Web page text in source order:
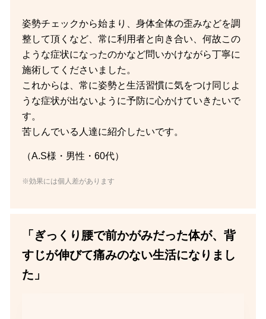
姿勢チェックから始まり、身体全体の歪みなどを調
整して頂くなど、常に利用者と向き合い、何故この
ような症状になったのかなど問いかけながら丁寧に
施術してくださいました。
これからは、常に姿勢と生活習慣に気をつけ同じよ
うな症状が出ないように予防に心かけていきたいで
す。
苦しんでいる人達に紹介したいです。
（A.S様・男性・60代）
※効果には個人差があります
「ぎっくり腰で前かがみだった体が、背
すじが伸びて痛みのない生活になりまし
た」